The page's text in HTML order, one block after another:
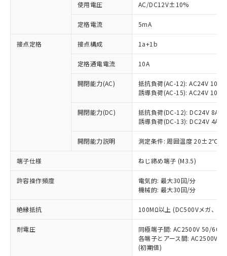
使用電圧 AC/DC12V±10%
定格電流 5mA
接点定格 接点構成 1a+1b
定格通電電流 10A
開閉能力(AC)
抵抗負荷(AC-12): AC24V 10A/
誘導負荷(AC-15): AC24V
開閉能力(DC)
抵抗負荷(DC-12): DC24V 8A/
誘導負荷(DC-13): DC24V 4A/
開閉能力説明 測定条件: 周囲温度 20±2℃、
端子仕様 ねじ締め端子 (M3.5)
許容操作頻度
電気的: 最大30回/分
機械的: 最大30回/分
絶縁抵抗 100MΩ以上 (DC500Vメガ、点
耐電圧
同極端子間: AC2500V 50/
各端子とアース間: AC2500V
(初期値)
ご利用条件
ご利用ください。
本サービスは、当社制御機器事業取扱
商品の当社在庫状況および標準価格
(税抜)を提供させていただくもので
当社制御機器事業取扱商品の中には、
本サービスの対象外となる商品もある
ことをご了承ください。
在庫状況および標準価格照会結果は、
対応済み：EU RoHS指令（10物質）の
非含有に対応した製品が提供可能な商品で
対応予定：EU RoHS指令（10物質）の非含
有に対応した製品に切り替える予定のある
対応予定なし：EU RoHS指令（10物質）の
非含有に非対応の商品で、対応品を出す予
定はありません。
調査・確認中：EU RoHS指令（10物質）の
非含有の対応状況を調査中または確認中の
害物質有無と関係のない商品です。
仕入先様の事情により、非含有部品として
いたものが、含有品と判明した場合などや
むを得ず変更することがあります。
※1 中国RoHS○×表
「○」：最大均質材料含有率が中国RoHSの
基準値以下であることを示します。
「×」：最大均質材料含有率が中国RoHSの
基準値を超えていることを示します。
「－」：未確認です。当社販売部門へお問
当社は、これら貴社製品のうち、外国
為替および外国貿易法に定める商品